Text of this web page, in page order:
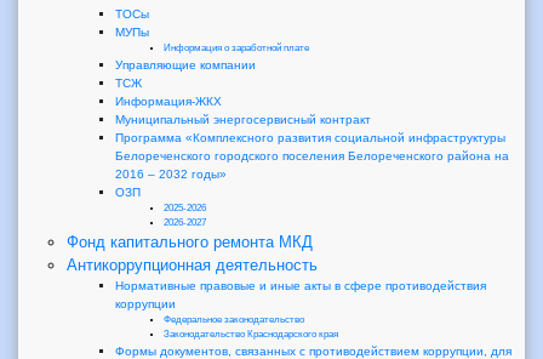
ТОСы
МУПы
Информация о заработной плате
Управляющие компании
ТСЖ
Информация-ЖКХ
Муниципальный энергосервисный контракт
Программа «Комплексного развития социальной инфраструктуры
Белореченского городского поселения Белореченского района на
2016 – 2032 годы»
ОЗП
2025-2026
2026-2027
Фонд капитального ремонта МКД
Антикоррупционная деятельность
Нормативные правовые и иные акты в сфере противодействия
коррупции
Федеральное законодательство
Законодательство Краснодарского края
Формы документов, связанных с противодействием коррупции, для